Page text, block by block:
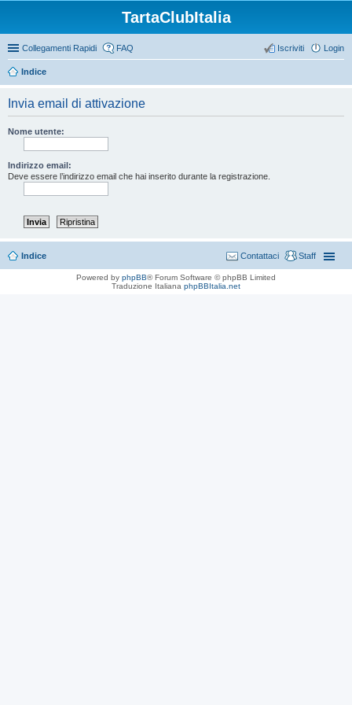
TartaClubItalia
Collegamenti Rapidi FAQ Login
Iscriviti
Indice
Invia email di attivazione
Nome utente:
Indirizzo email:
Deve essere l’indirizzo email che hai inserito durante la registrazione.
Indice Staff
Contattaci
Powered by phpBB® Forum Software © phpBB Limited
Traduzione Italiana phpBBItalia.net